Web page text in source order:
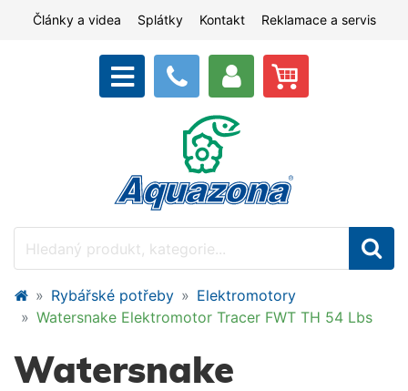
Články a videa Splátky Kontakt Reklamace a servis
Rybářské potřeby
Elektromotory
Watersnake Elektromotor Tracer FWT TH 54 Lbs
Watersnake